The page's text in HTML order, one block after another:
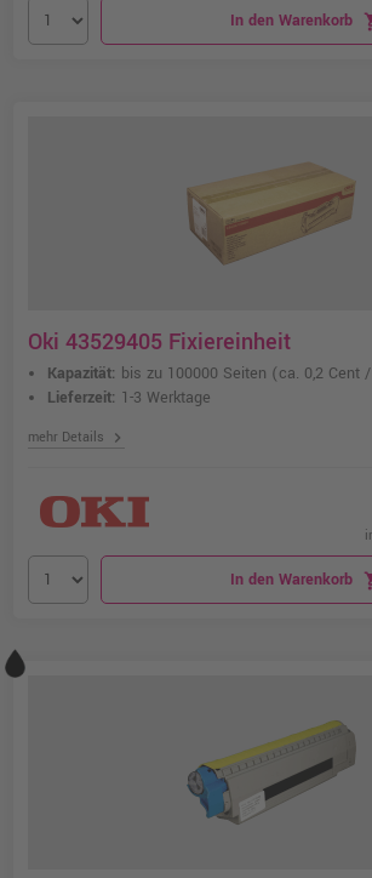
In den Warenkorb
Oki 43529405 Fixiereinheit
Kapazität: bis zu 100000 Seiten (ca. 0,2 Cent
Lieferzeit: 1-3 Werktage
mehr Details chevron_right
In den Warenkorb